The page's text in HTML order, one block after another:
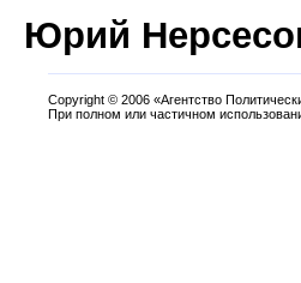
Юрий
Copyright © 2006 «Агентство
При полном или частичном